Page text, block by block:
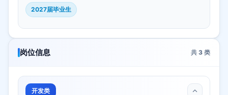
2027届毕业生
岗位信息 共 3 类
开发类